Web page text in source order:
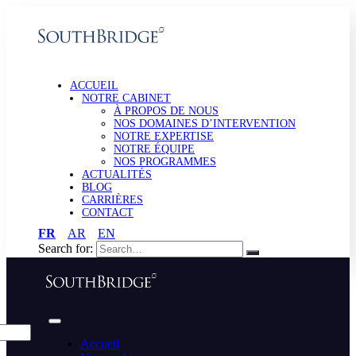
ACCUEIL
NOTRE CABINET
À PROPOS DE NOUS
NOS DOMAINES D’INTERVENTION
NOTRE EXPERTISE
NOTRE ÉQUIPE
NOS PROGRAMMES
ACTUALITÉS
BLOG
CARRIÈRES
CONTACT
FR AR
EN
Search for:
Accueil